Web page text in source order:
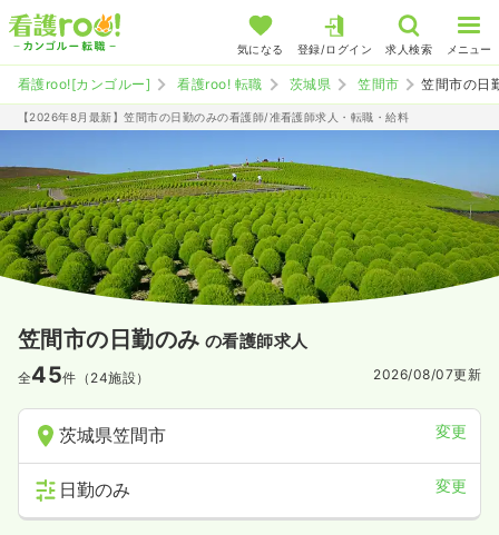
気になる 登録/ログイン 求人検索 メニュー
看護roo![カンゴルー] 看護roo! 転職 茨城県 笠間市 笠間市の日
【2026年8月最新】笠間市の日勤のみの看護師/准看護師求人・転職・給料
笠間市の日勤のみ の看護師求人
全45件（24施設） 2026/08/07更新
茨城県笠間市 変更
日勤のみ 変更